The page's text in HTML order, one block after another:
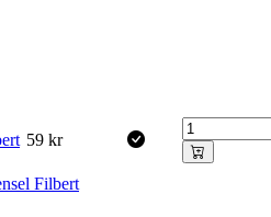
59 kr
Filbert